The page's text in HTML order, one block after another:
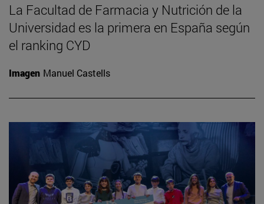
La Facultad de Farmacia y Nutrición de la
Universidad es la primera en España según
el ranking CYD
Imagen Manuel Castells